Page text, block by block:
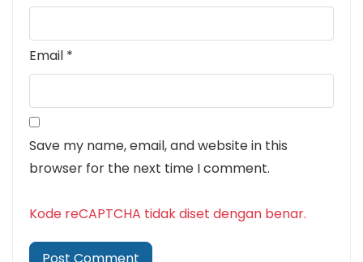
Email *
Save my name, email, and website in this
browser for the next time I comment.
Kode reCAPTCHA tidak diset dengan benar.